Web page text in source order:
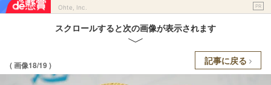
Ohte, Inc. PR
スクロールすると次の画像が表示されます
( 画像18/19 ) 記事に戻る